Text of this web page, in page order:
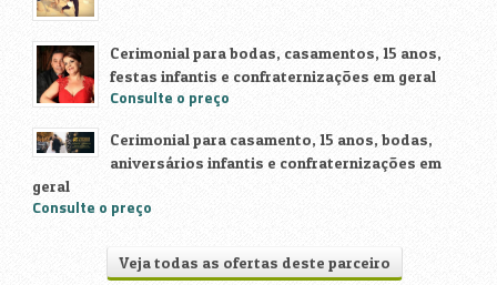
Cerimonial para bodas, casamentos, 15 anos,
festas infantis e confraternizações em geral
Consulte o preço
Cerimonial para casamento, 15 anos, bodas,
aniversários infantis e confraternizações em
geral
Consulte o preço
Veja todas as ofertas deste parceiro